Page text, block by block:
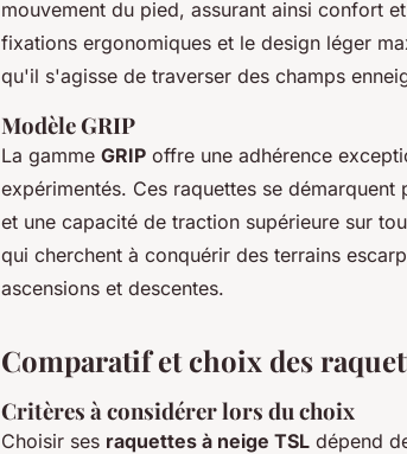
mouvement du pied, assurant ainsi confort
fixations ergonomiques et le design léger
qu'il s'agisse de traverser des champs
Modèle GRIP
La gamme GRIP offre une adhérence
expérimentés. Ces raquettes se
et une capacité de traction supérieure sur
qui cherchent à conquérir des terrains
ascensions et descentes.
Comparatif et choix des
Critères à considérer lors du choix
Choisir ses raquettes à neige TSL dépend